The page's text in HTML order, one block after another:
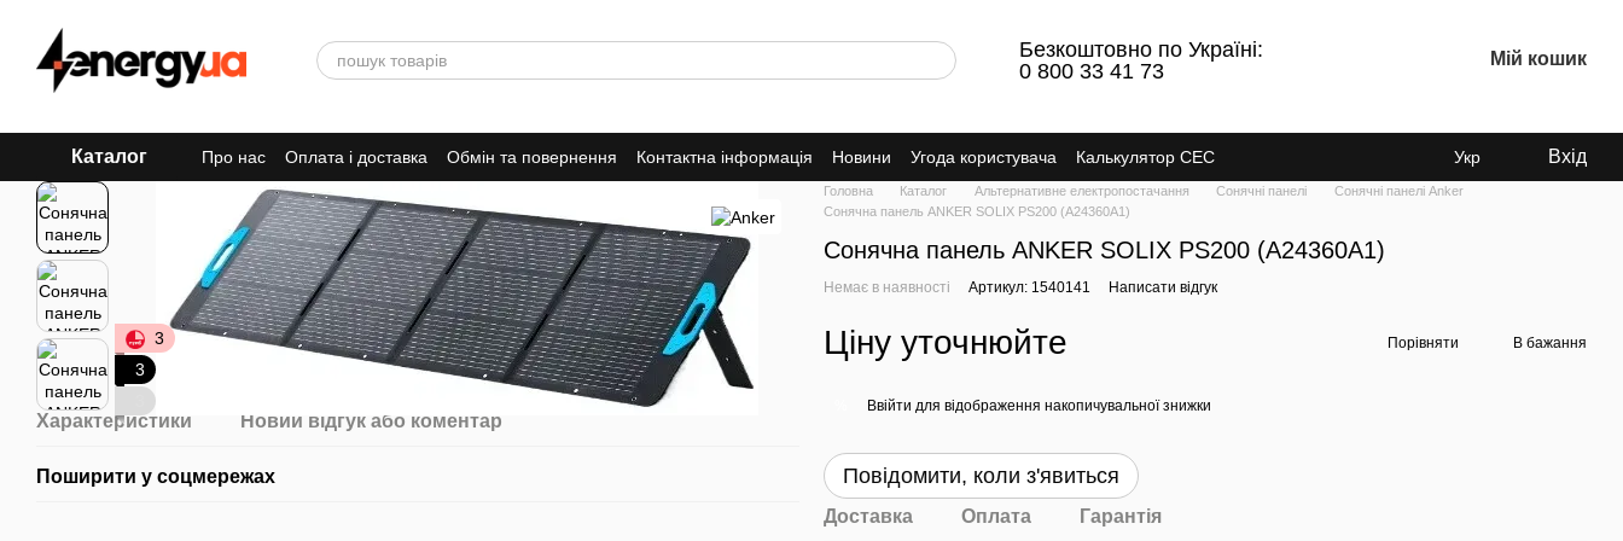
Безкоштовно по Україні:
0 800 33 41 73
Мій кошик
Каталог Про нас Оплата і доставка Обмін та повернення Контактна інформація Новини Угода користувача Калькулятор СЕС Укр Вхід
3
3
Характеристики Новий відгук або коментар
Поширити у соцмережах
Головна Каталог Альтернативне електропостачання Сонячні панелі
Сонячні панелі Anker
Сонячна панель ANKER SOLIX PS200 (A24360A1)
Сонячна панель ANKER SOLIX PS200 (A24360A1)
Немає в наявності Артикул: 1540141 Написати відгук
Ціну уточнюйте Порівняти В бажання
Ввійти для відображення накопичувальної знижки
Повідомити, коли з'явиться
Доставка Оплата Гарантія